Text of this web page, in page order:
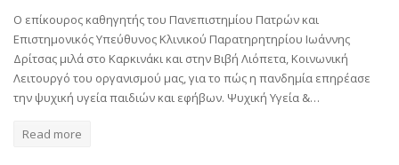
Ο επίκουρος καθηγητής του Πανεπιστημίου Πατρών και
Επιστημονικός Υπεύθυνος Κλινικού Παρατηρητηρίου Ιωάννης
Δρίτσας μιλά στο Καρκινάκι και στην Βιβή Λιόπετα, Κοινωνική
Λειτουργό του οργανισμού μας, για το πώς η πανδημία επηρέασε
την ψυχική υγεία παιδιών και εφήβων. Ψυχική Υγεία &…
Read more